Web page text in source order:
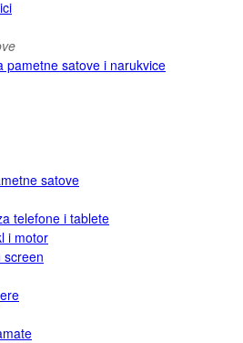
pametne satove i narukvice
satove
telefone i tablete
i motor
screen